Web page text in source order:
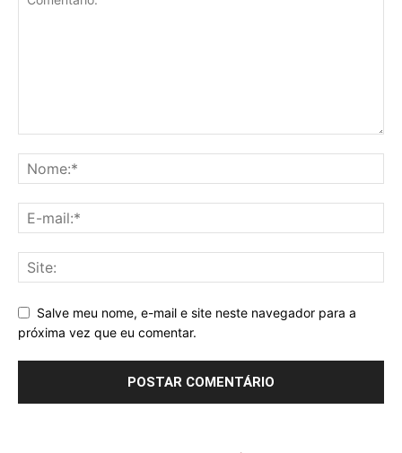
Salve meu nome, e-mail e site neste navegador para a
próxima vez que eu comentar.